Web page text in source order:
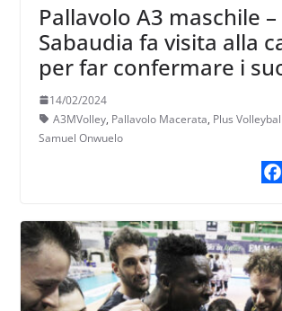
Pallavolo A3 maschile –
Sabaudia fa visita alla
per far confermare i
progressi
14/02/2024
A3MVolley, Pallavolo Macerata, Plus
Samuel Onwuelo